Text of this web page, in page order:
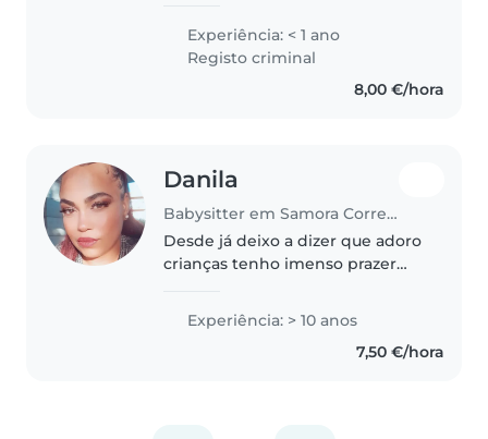
me fez ter uma experiência a
mais de como lidar com crianças
. No momento eu estou
Experiência: < 1 ano
Registo criminal
8,00 €/hora
Danila
Babysitter em Samora Correia
Desde já deixo a dizer que adoro
crianças tenho imenso prazer
curso de auxiliar educativo desde
2012, estagiei com crianças
especiais. Eu sou simpática,..
Experiência: > 10 anos
7,50 €/hora